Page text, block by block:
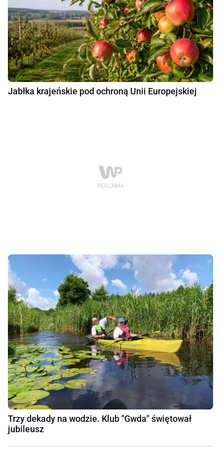
Jabłka krajeńskie pod ochroną Unii Europejskiej
Trzy dekady na wodzie. Klub "Gwda" świętował
jubileusz